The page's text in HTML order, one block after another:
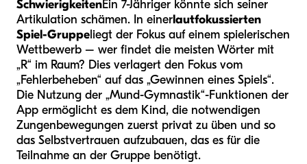
SchwierigkeitenEin 7-Jähriger könnte sich seiner
Artikulation schämen. In einerlautfokussierten
Spiel-Gruppeliegt der Fokus auf einem spielerischen
Wettbewerb – wer findet die meisten Wörter mit
„R“ im Raum? Dies verlagert den Fokus vom
„Fehlerbeheben“ auf das „Gewinnen eines Spiels“.
Die Nutzung der „Mund-Gymnastik“-Funktionen der
App ermöglicht es dem Kind, die notwendigen
Zungenbewegungen zuerst privat zu üben und so
das Selbstvertrauen aufzubauen, das es für die
Teilnahme an der Gruppe benötigt.